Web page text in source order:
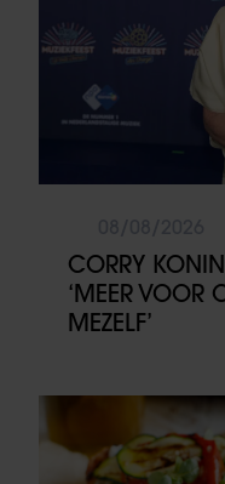
CORRY
‘MEER VOOR
MEZELF’